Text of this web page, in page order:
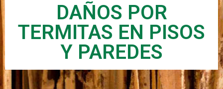
DAÑOS POR
TERMITAS EN PISOS
Y PAREDES